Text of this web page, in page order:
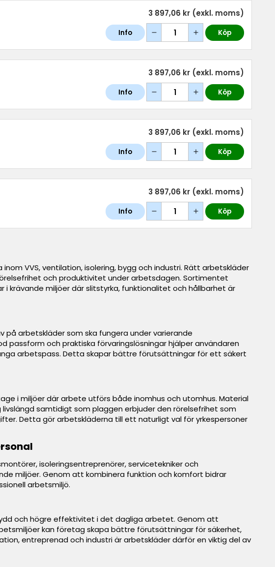
3 897,06 kr (exkl. moms)
Info Köp
3 897,06 kr (exkl. moms)
Info Köp
3 897,06 kr (exkl. moms)
Info Köp
3 897,06 kr (exkl. moms)
Info Köp
VVS, ventilation, isolering, bygg och industri. Rätt arbetskläder
och produktivitet under arbetsdagen. Sortimentet
miljöer där slitstyrka, funktionalitet och hållbarhet är
på arbetskläder som ska fungera under varierande
och praktiska förvaringslösningar hjälper användaren
arbetspass. Detta skapar bättre förutsättningar för ett säkert
i miljöer där arbete utförs både inomhus och utomhus. Material
samtidigt som plaggen erbjuder den rörelsefrihet som
Detta gör arbetskläderna till ett naturligt val för yrkespersoner
isoleringsentreprenörer, servicetekniker och
miljöer. Genom att kombinera funktion och komfort bidrar
arbetsmiljö.
och högre effektivitet i det dagliga arbetet. Genom att
kan företag skapa bättre förutsättningar för säkerhet,
entreprenad och industri är arbetskläder därför en viktig del av